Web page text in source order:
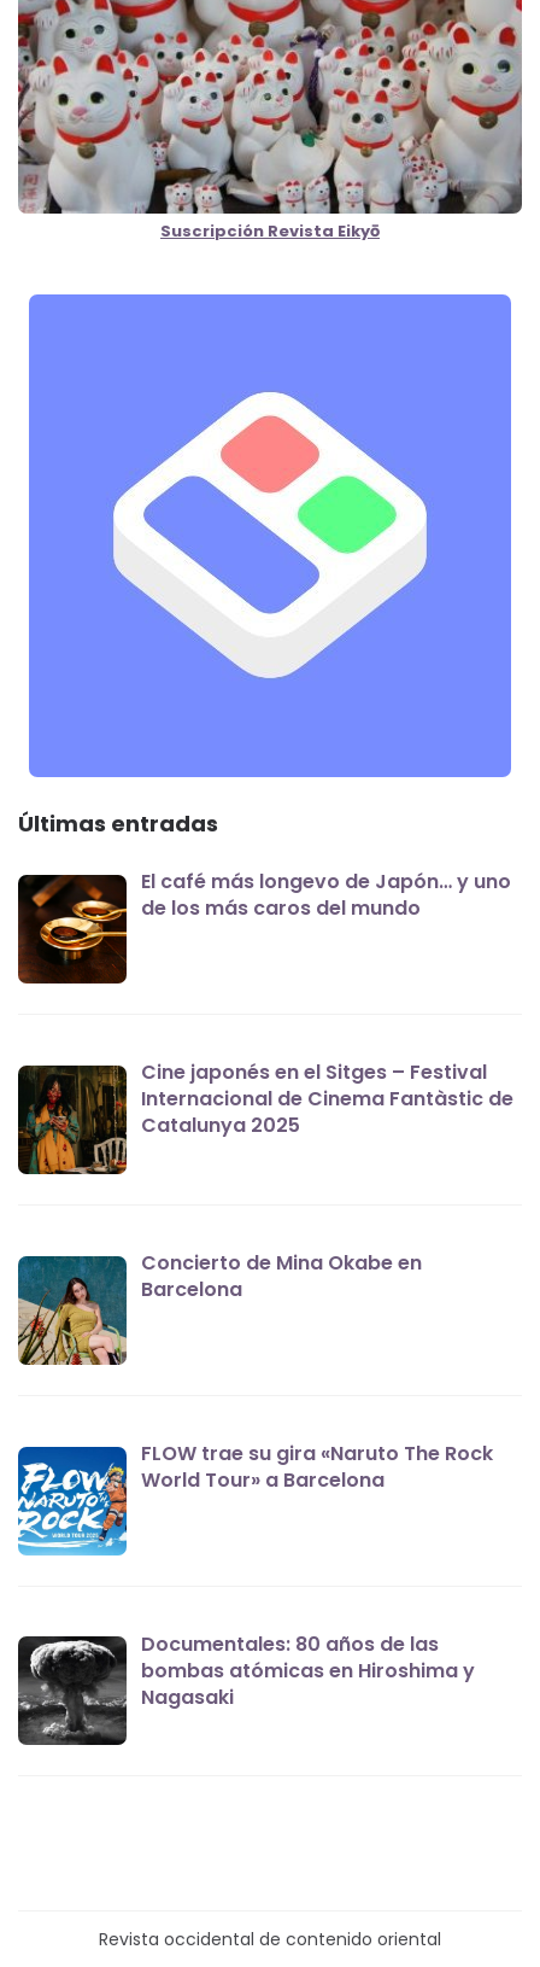
Suscripción Revista Eikyō
Últimas entradas
El café más longevo de Japón… y uno
de los más caros del mundo
Cine japonés en el Sitges – Festival
Internacional de Cinema Fantàstic de
Catalunya 2025
Concierto de Mina Okabe en
Barcelona
FLOW trae su gira «Naruto The Rock
World Tour» a Barcelona
Documentales: 80 años de las
bombas atómicas en Hiroshima y
Nagasaki
Revista occidental de contenido oriental